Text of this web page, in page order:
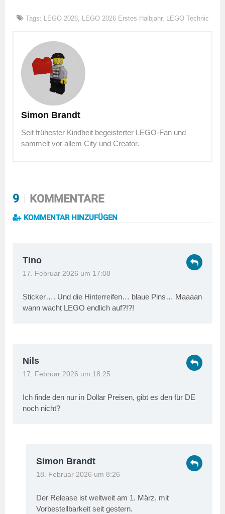
Tags: LEGO 2026, LEGO 2026 Erstes Halbjahr, LEGO Technic
Simon Brandt
Seit frühester Kindheit begeisterter LEGO-Fan und
sammelt vor allem City und Creator.
9 KOMMENTARE
KOMMENTAR HINZUFÜGEN
Tino
17. Februar 2026 um 17:08
Sticker…. Und die Hinterreifen… blaue Pins… Maaaan
wann wacht LEGO endlich auf?!?!
Nils
17. Februar 2026 um 18:25
Ich finde den nur in Dollar Preisen, gibt es den für DE
noch nicht?
Simon Brandt
18. Februar 2026 um 8:26
Der Release ist weltweit am 1. März, mit
Vorbestellbarkeit seit gestern.